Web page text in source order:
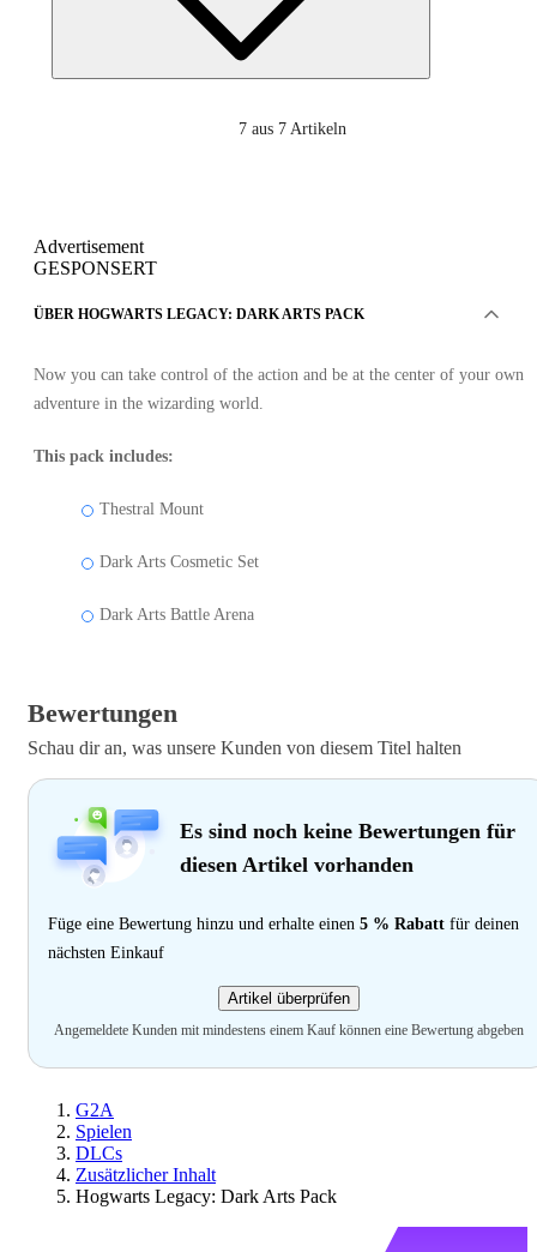
7 aus 7 Artikeln
Advertisement
GESPONSERT
ÜBER HOGWARTS LEGACY: DARK ARTS PACK
Now you can take control of the action and be at the center of your own
adventure in the wizarding world.
This pack includes:
Thestral Mount
Dark Arts Cosmetic Set
Dark Arts Battle Arena
Bewertungen
Schau dir an, was unsere Kunden von diesem Titel halten
Es sind noch keine Bewertungen für
diesen Artikel vorhanden
Füge eine Bewertung hinzu und erhalte einen 5 % Rabatt für deinen
nächsten Einkauf
Artikel überprüfen
Angemeldete Kunden mit mindestens einem Kauf können eine Bewertung abgeben
G2A
Spielen
DLCs
Zusätzlicher Inhalt
Hogwarts Legacy: Dark Arts Pack